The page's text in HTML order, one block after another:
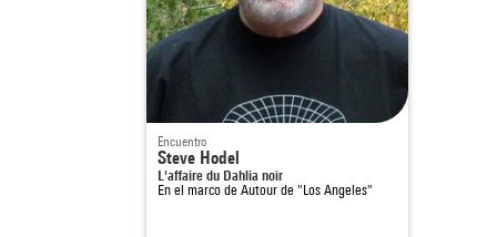
Encuentro
Steve Hodel
L'affaire du Dahlia noir
En el marco de Autour de "Los Angeles"